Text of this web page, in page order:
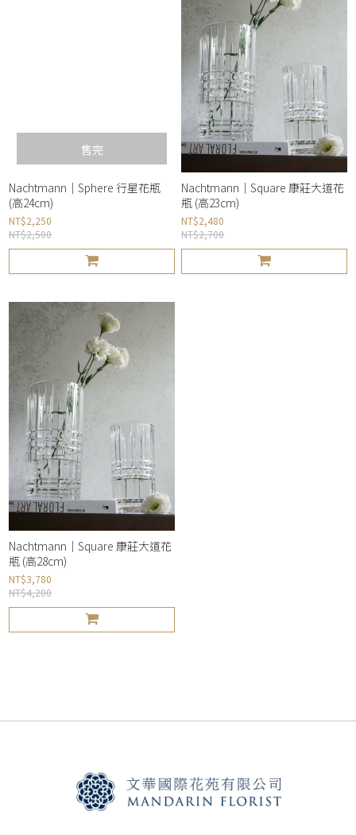
售完
Nachtmann｜Sphere 行星花瓶
(高24cm)
NT$2,250
NT$2,500
Nachtmann｜Square 康莊大道花
瓶 (高23cm)
NT$2,480
NT$2,700
Nachtmann｜Square 康莊大道花
瓶 (高28cm)
NT$3,780
NT$4,200